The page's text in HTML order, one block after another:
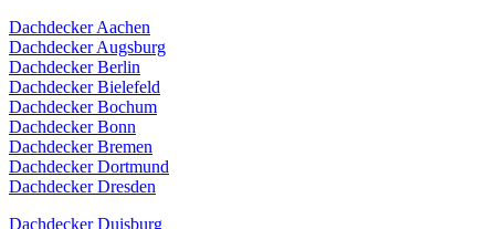
Dachdecker Aachen
Dachdecker Augsburg
Dachdecker Berlin
Dachdecker Bielefeld
Dachdecker Bochum
Dachdecker Bonn
Dachdecker Bremen
Dachdecker Dortmund
Dachdecker Dresden
Dachdecker Duisburg